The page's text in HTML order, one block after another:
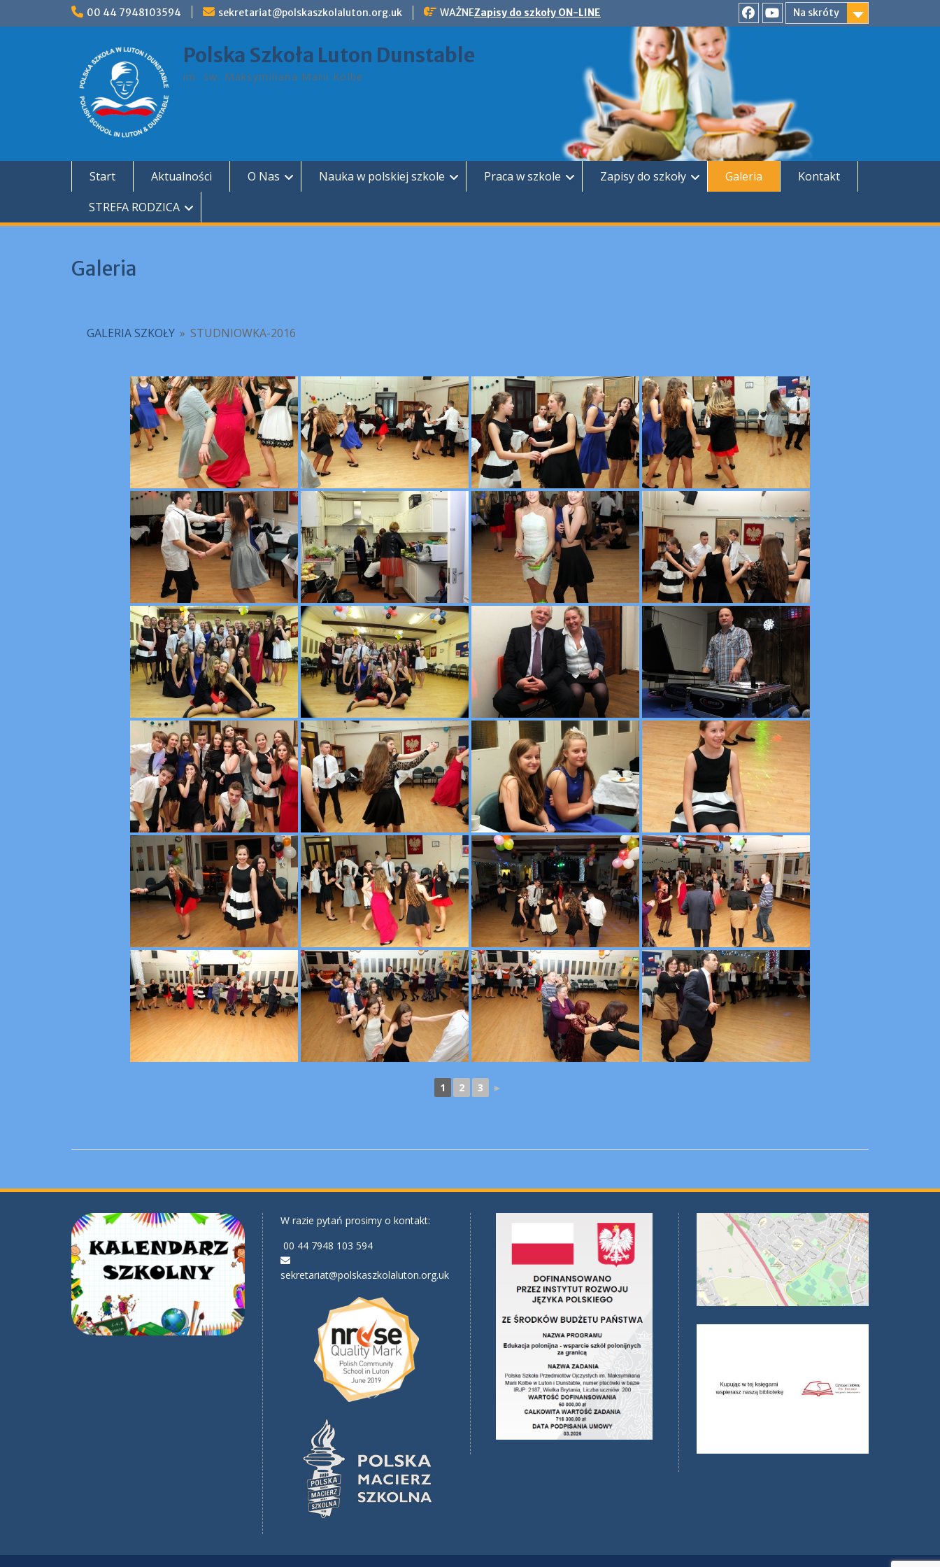
00 44 7948103594 sekretariat@polskaszkolaluton.org.uk WAŻNEZapisy do szkoły ON-LINE
Na skróty
FacebookYouTube
Polska Szkoła Luton Dunstable
im. św. Maksymiliana Marii Kolbe
Start Aktualności O Nas Nauka w polskiej szkole Praca w szkole Zapisy do szkoły Galeria
Kontakt
STREFA RODZICA
Galeria
GALERIA SZKOŁY » STUDNIOWKA-2016
1 2 3 ►
W razie pytań prosimy o kontakt:
00 44 7948 103 594
sekretariat@polskaszkolaluton.org.uk